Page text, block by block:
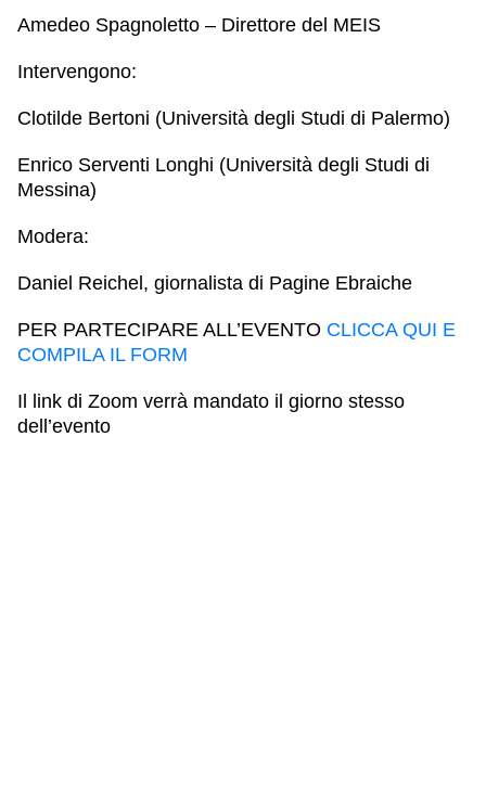
Amedeo Spagnoletto – Direttore del MEIS
Intervengono:
Clotilde Bertoni (Università degli Studi di Palermo)
Enrico Serventi Longhi (Università degli Studi di
Messina)
Modera:
Daniel Reichel , giornalista di Pagine Ebraiche
PER PARTECIPARE ALL’EVENTO CLICCA QUI E
COMPILA IL FORM
Il link di Zoom verrà mandato il giorno stesso
dell’evento